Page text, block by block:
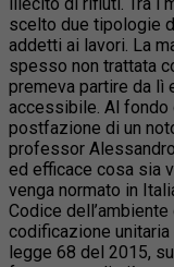
scelto due tipologie
addetti ai lavori. La
spesso non trattata
premeva partire da lì
accessibile. Al fondo
postfazione di un
professor
ed efficace cosa sia
venga normato in
Codice
codificazione
legge 68 del 2015,